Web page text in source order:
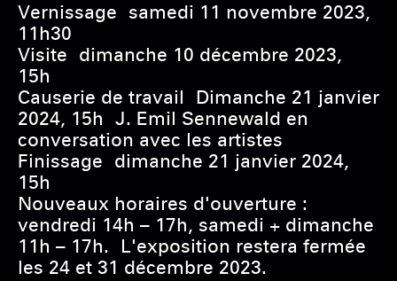
Vernissage samedi 11 novembre 2023,
11h30
Visite dimanche 10 décembre 2023,
15h
Causerie de travail Dimanche 21 janvier
2024, 15h J. Emil Sennewald en
conversation avec les artistes
Finissage dimanche 21 janvier 2024,
15h
Nouveaux horaires d'ouverture :
vendredi 14h – 17h, samedi + dimanche
11h – 17h. L'exposition restera fermée
les 24 et 31 décembre 2023.